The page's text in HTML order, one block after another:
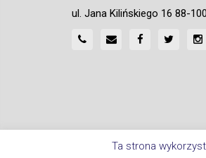
ul. Jana Kilińskiego 16 88-
Ta strona